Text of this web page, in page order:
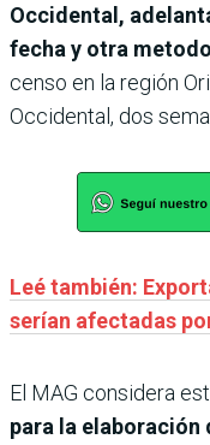
Occidental,
fecha y otra
censo en la región
Occidental, dos
Leé también:
serían afectadas
El MAG considera
para la